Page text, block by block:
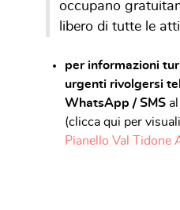
occupano
libero di tutte le
per informazioni
urgenti rivolgersi
WhatsApp / SMS
(clicca qui per
Pianello Val Tidone